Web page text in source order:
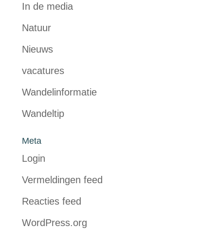
In de media
Natuur
Nieuws
vacatures
Wandelinformatie
Wandeltip
Meta
Login
Vermeldingen feed
Reacties feed
WordPress.org